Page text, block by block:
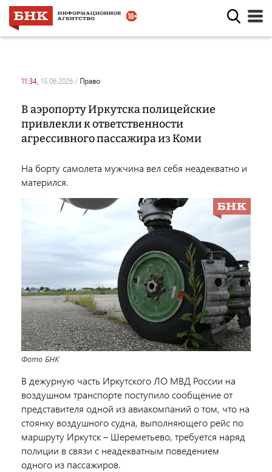
11:34, 15.06.2026 / право
В аэропорту Иркутска полицейские
привлекли к ответственности
агрессивного пассажира из Коми
На борту самолета мужчина вел себя неадекватно и
матерился.
Фото БНК
В дежурную часть Иркутского ЛО МВД России на
воздушном транспорте поступило сообщение от
представителя одной из авиакомпаний о том, что на
стоянку воздушного судна, выполняющего рейс по
маршруту Иркутск – Шереметьево, требуется наряд
полиции в связи с неадекватным поведением
одного из пассажиров.